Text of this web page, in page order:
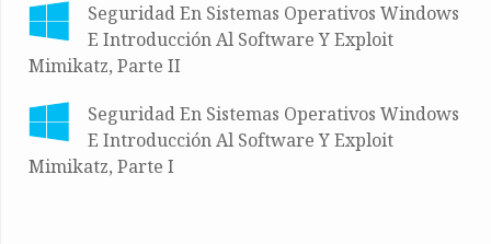
Seguridad En Sistemas Operativos Windows
E Introducción Al Software Y Exploit
Mimikatz, Parte II
Seguridad En Sistemas Operativos Windows
E Introducción Al Software Y Exploit
Mimikatz, Parte I